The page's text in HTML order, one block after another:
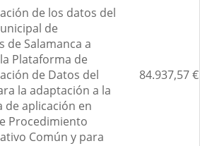
de los datos del
de
de Salamanca a
Plataforma de
de Datos del
la adaptación a la
de aplicación en
Procedimiento
Común y para
84.937,57 €